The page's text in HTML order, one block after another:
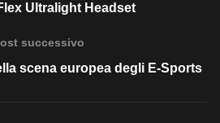
Ultralight Headset
successivo
scena europea degli E-Sports